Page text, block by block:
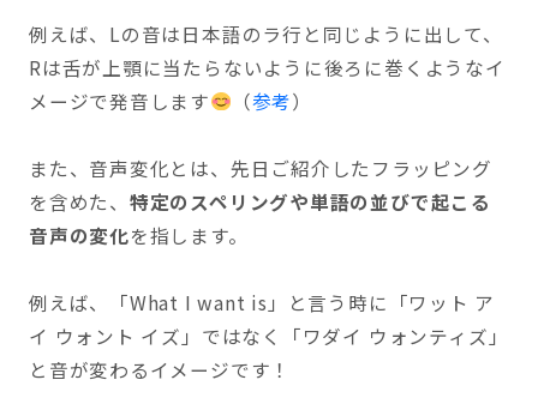
例えば、Lの音は日本語のラ行と同じように出して、
Rは舌が上顎に当たらないように後ろに巻くようなイ
メージで発音します
（参考）
また、音声変化とは、先日ご紹介したフラッピング
を含めた、 特定のスペリングや単語の並びで起こる
音声の変化を指します。
例えば、「What I want is」と言う時に「ワット ア
イ ウォント イズ」ではなく「ワダイ ウォンティズ」
と音が変わるイメージです！